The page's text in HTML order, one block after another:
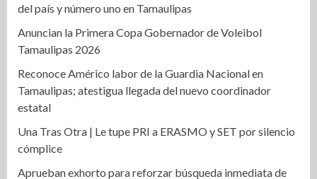
del país y número uno en Tamaulipas
Anuncian la Primera Copa Gobernador de Voleibol
Tamaulipas 2026
Reconoce Américo labor de la Guardia Nacional en
Tamaulipas; atestigua llegada del nuevo coordinador
estatal
Una Tras Otra | Le tupe PRI a ERASMO y SET por silencio
cómplice
Aprueban exhorto para reforzar búsqueda inmediata de